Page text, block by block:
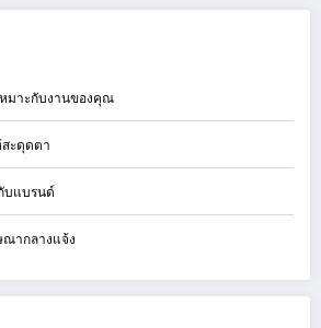
มาะกับงานของคุณ
ะดุดตา
บแบรนด์
ากลางแจ้ง